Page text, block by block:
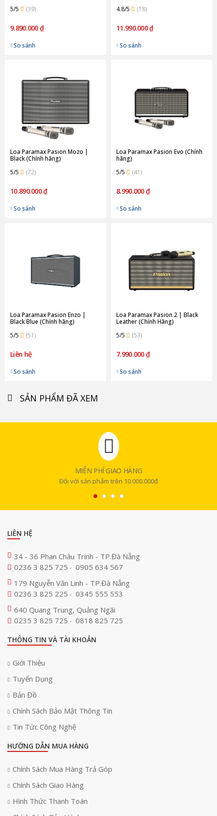
5/5
(39)
9.890.000 ₫
So sánh
4.8/5
(18)
11.990.000 ₫
So sánh
Loa Paramax Pasion Mozo |
Black (Chính hãng)
5/5
(72)
10.890.000 ₫
So sánh
Loa Paramax Pasion Evo (Chính
hãng)
5/5
(41)
8.990.000 ₫
So sánh
Loa Paramax Pasion Enzo |
Black Blue (Chính hãng)
5/5
(51)
Liên hệ
So sánh
Loa Paramax Pasion 2 | Black
Leather (Chính Hãng)
5/5
(53)
7.990.000 ₫
So sánh
SẢN PHẨM ĐÃ XEM
MIỄN PHÍ GIAO HÀNG
Đối với sản phẩm trên 10.000.000đ
LIÊN HỆ
34 - 36 Phan Châu Trinh - TP.Đà Nẵng
0236 3 825 725 - 0905 634 567
179 Nguyễn Văn Linh - TP.Đà Nẵng
0236 3 825 225 - 0345 555 553
640 Quang Trung, Quảng Ngãi
0235 3 825 725 - 0818 825 725
THÔNG TIN VÀ TÀI KHOẢN
Giới Thiệu
Tuyển Dụng
Bản Đồ
Chính Sách Bảo Mật Thông Tin
Tin Tức Công Nghệ
HƯỚNG DẪN MUA HÀNG
Chính Sách Mua Hàng Trả Góp
Chính Sách Giao Hàng
Hình Thức Thanh Toán